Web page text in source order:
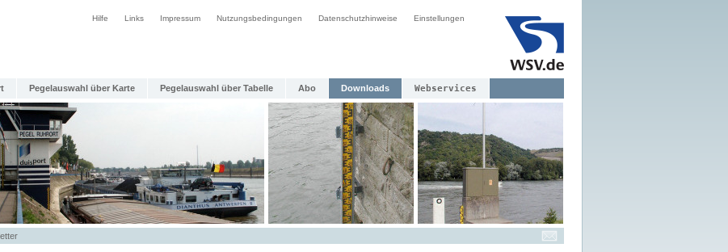
Hilfe Links Impressum Nutzungsbedingungen Datenschutzhinweise Einstellungen
Pegelauswahl über Karte Pegelauswahl über Tabelle Abo Downloads Webservices